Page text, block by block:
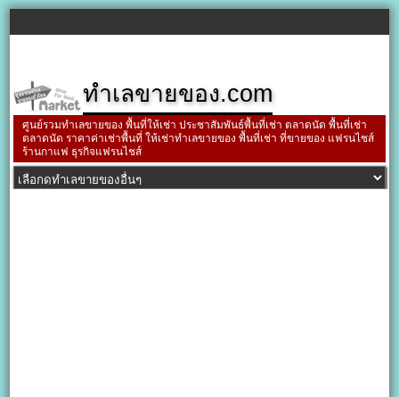
ทำเลขายของ.com
ศูนย์รวมทำเลขายของ พื้นที่ให้เช่า ประชาสัมพันธ์พื้นที่เช่า ตลาดนัด พื้นที่เช่า
ตลาดนัด ราคาค่าเช่าพื้นที่ ให้เช่าทำเลขายของ พื้นที่เช่า ที่ขายของ แฟรนไชส์
ร้านกาแฟ ธุรกิจแฟรนไชส์